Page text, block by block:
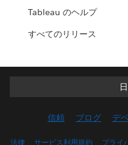
Tableau のヘルプ
すべてのリリース
信頼 ブログ デ
法律 サービス利用規約 プライ